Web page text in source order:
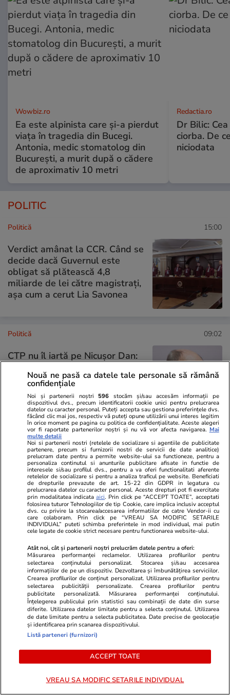
Wowbiz.ro
Ea este alpinista care și-a pierdut
viața în tragedia din Bucegi.
Antonia, medic stomatolog din
București, a murit după o cădere
de aproximativ 10 metri
Redactia.ro
Dr Bilic:
ciorba. De
niciodata
POLITIC
Politică 15:00
Verdict amânat la CCR. Când se
decide dacă Guvernul este
obligat să plătească 4,8
miliarde de lei către magistrați,
așa cum a cerut Lia Savonea
Politică 09:02
CTP nu îl iartă pe Nicușor Dan:
mai perfid decât l-am crezut.
Avea datoria să pună PSD-ul la
punct”
PARTENERI
ZiaruldeIasi.ro
Proiectul imobiliar pregătit lângă
Lidl Moara de Foc este scos la
vânzare. Dezvoltatorul este
asociat în piață cu un alt proiect
de anvergură
Fanatik.ro
Cine
Sofia!
ULTIMELE ȘTIRI
Nouă ne pasă ca datele tale personale să rămână
confidențiale
Noi și partenerii noștri 596 stocăm și/sau accesăm informații pe
dispozitivul dvs., precum identificatorii cookie unici pentru prelucrarea
datelor cu caracter personal. Puteți accepta sau gestiona preferințele dvs.
făcând clic mai jos, respectiv vă puteți opune utilizării unui interes legitim
în orice moment pe pagina cu politica de confidențialitate. Aceste alegeri
vor fi raportate partenerilor noștri și nu vă vor afecta navigarea. Mai
multe detalii
Noi si partenerii nostri (retelele de socializare si agentiile de publicitate
partenere, precum si furnizorii nostri de servicii de date analitice)
prelucram date pentru a permite website-ului sa functioneze, pentru a
personaliza continutul si anunturile publicitare afisate in functie de
interesele si/sau profilul dvs., pentru a va oferi functionalitati aferente
retelelor de socializare si pentru a analiza traficul pe website. Beneficiati
de drepturile prevazute de art. 15-22 din GDPR in legatura cu
prelucrarea datelor cu caracter personal. Aceste drepturi pot fi exercitate
prin modalitatea indicataaici. Prin click pe “ACCEPT TOATE”, acceptati
folosirea tuturor Tehnologiilor de tip Cookie, care implica inclusiv acceptul
dvs. cu privire la stocarea/accesarea informatiilor de catre Vendor-ii cu
care colaboram. Prin click pe “VREAU SA MODIFIC SETARILE
INDIVIDUAL” puteti schimba preferintele in mod individual, mai putin
cele legate de cookie strict necesare pentru functionarea website-ului.
Atât noi, cât și partenerii noștri prelucrăm datele pentru a oferi:
Măsurarea performanței reclamelor. Utilizarea profilurilor pentru
selectarea conținutului personalizat. Stocarea și/sau accesarea
informațiilor de pe un dispozitiv. Dezvoltarea și îmbunătățirea serviciilor.
Crearea profilurilor de conținut personalizat. Utilizarea profilurilor pentru
selectarea publicității personalizate. Crearea profilurilor pentru
publicitate personalizată. Măsurarea performanței conținutului.
Înțelegerea publicului prin statistici sau combinații de date din surse
diferite. Utilizarea datelor limitate pentru a selecta conținutul. Utilizarea
de date limitate pentru a selecta publicitatea. Date precise de geolocație
și identificarea prin scanarea dispozitivului.
Listă parteneri (furnizori)
ACCEPT TOATE
VREAU SA MODIFIC SETARILE INDIVIDUAL